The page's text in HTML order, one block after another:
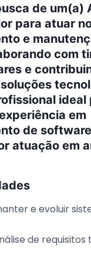
de um(a)
para atuar
e
com
e
ideal
em
de
atuação em
e evoluir
de requisitos